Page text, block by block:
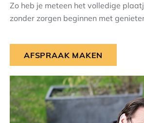
Zo heb je meteen het volledige
zonder zorgen beginnen met
AFSPRAAK MAKEN